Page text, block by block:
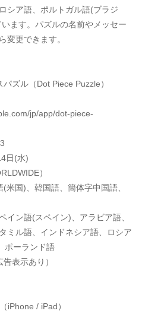
シア語、ポルトガル語(ブラジ
ます。パズルの名前やメッセー
変更できます。
ズル（Dot Piece Puzzle）
日(水)
）
国)、韓国語、簡体字中国語、
イン語(スペイン)、アラビア語、
ミル語、インドネシア語、ロシア
ポーランド語
表示あり）
iPhone / iPad）